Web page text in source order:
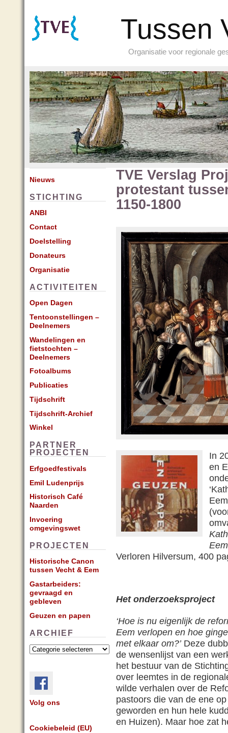
Tussen
Organisatie voor regionale
TVE Verslag
protestant
1150-1800
In
en
Verloren Hilversum, 400
Het onderzoeksproject
‘Hoe is nu eigenlijk de
Eem verlopen en hoe
met elkaar om?’Deze
de wensenlijst van een
het bestuur van de
over leemtes in de
wilde verhalen over de
pastoors die van de ene
geworden en hun hele
en Huizen). Maar hoe zat
Nieuws
STICHTING
ANBI
Contact
Doelstelling
Donateurs
Organisatie
ACTIVITEITEN
Open Dagen
Tentoonstellingen –
Deelnemers
Wandelingen en
fietstochten –
Deelnemers
Fotoalbums
Publicaties
Tijdschrift
Tijdschrift-Archief
Winkel
PARTNER
PROJECTEN
Erfgoedfestivals
Emil Ludenprijs
Historisch Café
Naarden
Invoering
omgevingswet
PROJECTEN
Historische Canon
tussen Vecht & Eem
Gastarbeiders:
gevraagd en
gebleven
Geuzen en papen
ARCHIEF
Archief
Volg ons
Cookiebeleid (EU)